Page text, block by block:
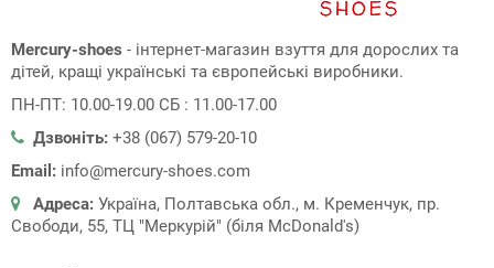
Mercury-shoes - інтернет-магазин взуття для дорослих та
дітей, кращі українські та європейські виробники.
ПН-ПТ: 10.00-19.00 СБ : 11.00-17.00
Дзвоніть: +38 (067) 579-20-10
Email: info@mercury-shoes.com
Адреса: Україна, Полтавська обл., м. Кременчук, пр.
Свободи, 55, ТЦ "Меркурій" (біля McDonald's)